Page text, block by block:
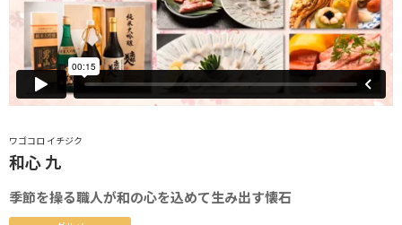
ワゴコロ イチジク
和心 九
季節を操る職人が和の心を込めて生み出す懐石